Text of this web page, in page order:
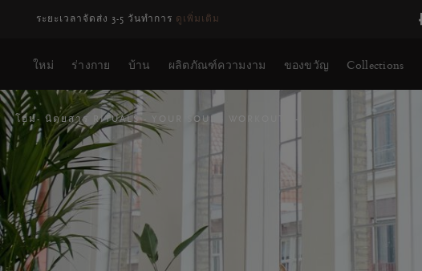
การจัดส่งอาจล่าช้า สำหรับคำสั่งซื้อที่สั่งระหว่างวันที่ 23-27 สิงหาคม* ดูข้อมูลเพิ่มเ
ใหม่ ร่างกาย บ้าน ผลิตภัณฑ์ความงาม ของขวัญ Collections
โฮม นิตยสาร RITUALS YOUR SOUL WORKOUTS